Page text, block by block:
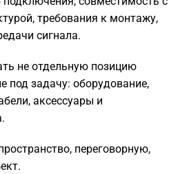
требования к монтажу,
сигнала.
не отдельную позицию
под задачу: оборудование,
аксессуары и
переговорную,